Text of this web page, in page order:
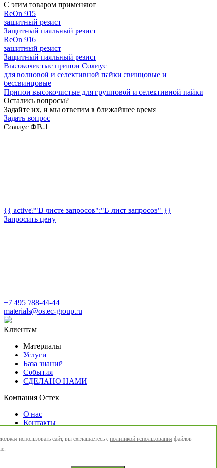
С этим товаром применяют
ReOn 915
защитный резист
Защитный паяльный резист
ReOn 916
защитный резист
Защитный паяльный резист
Высокочистые припои Солиус
для волновой и селективной пайки свинцовые и
бессвинцовые
Припои высокочистые для групповой и селективной пайки
Остались вопросы?
Задайте их, и мы ответим в ближайшее время
Задать вопрос
Солиус ФВ-1
{{ active?"В листе запросов":"В лист запросов" }}
Запросить цену
+7 495 788-44-44
materials@ostec-group.ru
Клиентам
Материалы
Услуги
База знаний
События
СДЕЛАНО НАМИ
Компания Остек
О нас
Контакты
Политика конфиденциальности
использовать сайт, вы соглашаетесь с политикой использования файлов